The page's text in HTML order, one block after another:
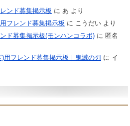
ンド募集掲示板 に あ より
フレンド募集掲示板 に こうだいより
ド募集掲示板(モンハンコラボ)に 匿名
)用フレンド募集掲示板｜鬼滅の刃 に イ